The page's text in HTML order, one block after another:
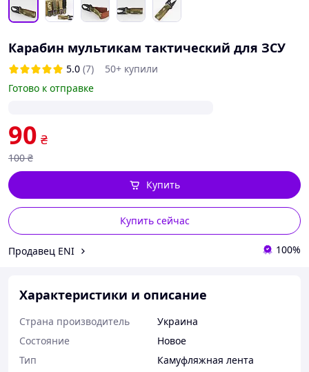
Карабин мультикам тактический для ЗСУ
5.0 (7)
50+ купили
Готово к отправке
90 ₴
100 ₴
Купить сейчас
Купить
Продавец ENI 100%
Характеристики и описание
Страна производитель
Украина
Состояние
Новое
Тип
Камуфляжная лента